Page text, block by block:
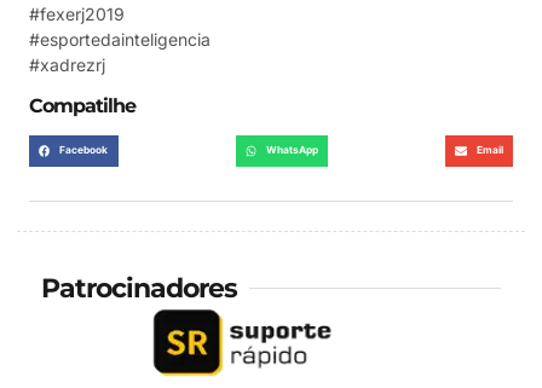
#fexerj2019
#esportedainteligencia
#xadrezrj
Compatilhe
Facebook WhatsApp Email
Patrocinadores